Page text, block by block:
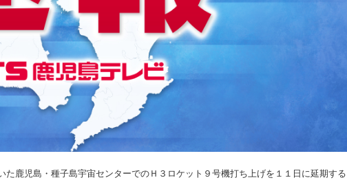
鹿児島・種子島宇宙センターでのＨ３ロケット９号機打ち上げを１１日に延期す